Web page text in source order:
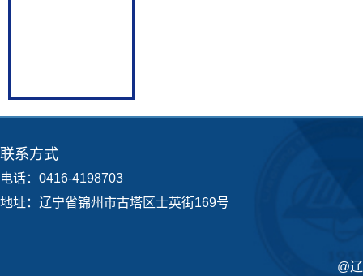
联系方式
电话：0416-4198703
地址：辽宁省锦州市古塔区士英街169号
@